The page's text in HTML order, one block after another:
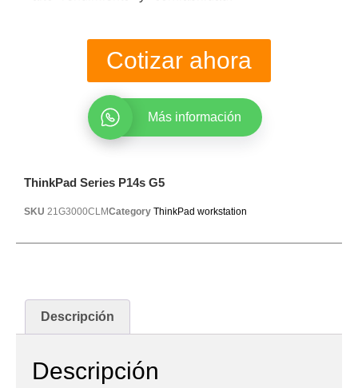
Cotizar ahora
Más información
ThinkPad Series P14s G5
SKU 21G3000CLMCategory ThinkPad workstation
Descripción
Descripción